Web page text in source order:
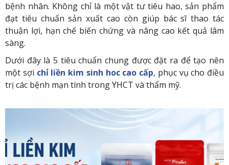
bệnh nhân. Không chỉ là một vật tư tiêu hao, sản phẩm
đạt tiêu chuẩn sản xuất cao còn giúp bác sĩ thao tác
thuận lợi, hạn chế biến chứng và nâng cao kết quả lâm
sàng.
Dưới đây là 5 tiêu chuẩn chung được đặt ra để tạo nên
một sợi chỉ liền kim sinh hoc cao cấp, phục vụ cho điều
trị các bệnh mạn tính trong YHCT và thẩm mỹ.